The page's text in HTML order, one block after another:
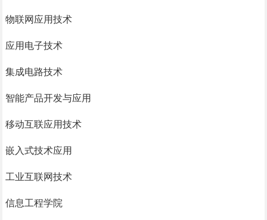
物联网应用技术
应用电子技术
集成电路技术
智能产品开发与应用
移动互联应用技术
嵌入式技术应用
工业互联网技术
信息工程学院